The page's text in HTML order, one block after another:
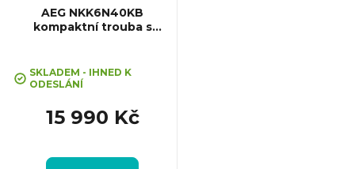
o
AEG NKK6N40KB
kompaktní trouba s
SKLADEM - IHNED K
ODESLÁNÍ
15 990 Kč